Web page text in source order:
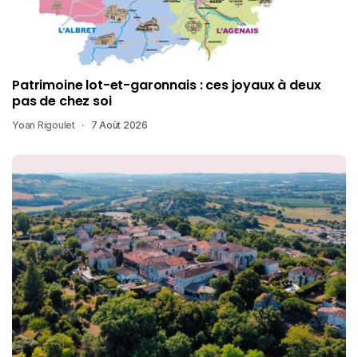
Patrimoine lot-et-garonnais : ces joyaux à deux
pas de chez soi
Yoan Rigoulet 7 Août 2026